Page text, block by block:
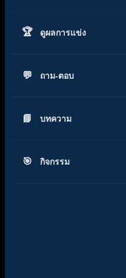
ดูผลการแข่ง
ถาม-ตอบ
บทความ
กิจกรรม